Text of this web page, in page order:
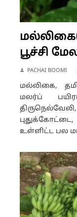
பூச்சி
PACHAI BOOMI
மல்லிகை,
மலர்ப்
உள்ளிட்ட பல